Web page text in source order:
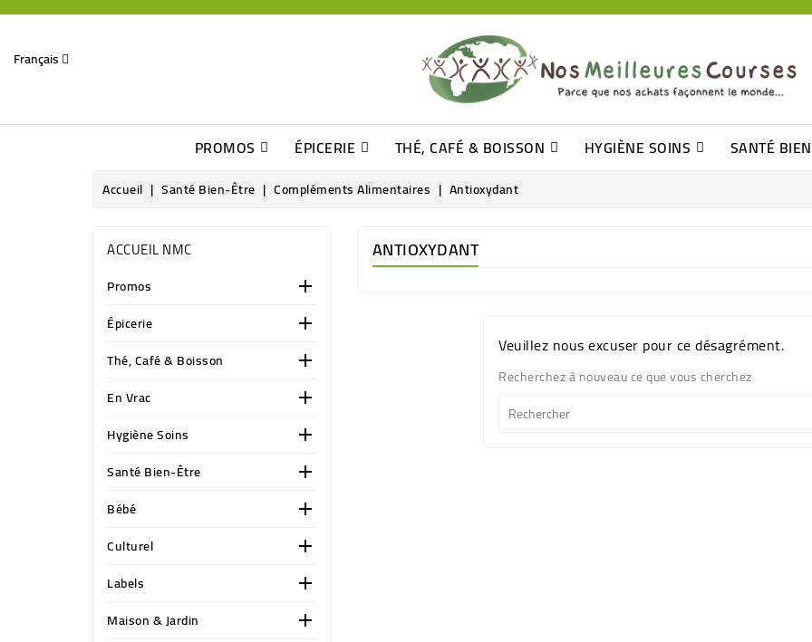
Français
PROMOS ÉPICERIE THÉ, CAFÉ & BOISSON HYGIÈNE SOINS SANTÉ
Accueil Santé Bien-Être Compléments Alimentaires Antioxydant
ACCUEIL NMC
Promos 
Épicerie 
Thé, Café & Boisson 
En Vrac 
Hygiène Soins 
Santé Bien-Être 
Bébé 
Culturel 
Labels 
Maison & Jardin 
ANTIOXYDANT
Veuillez nous excuser pour ce désagrément.
Recherchez à nouveau ce que vous cherchez